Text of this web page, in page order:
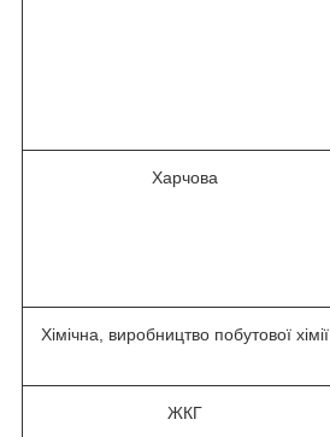
Харчова
Хімічна, виробництво побутової хімії
ЖКГ